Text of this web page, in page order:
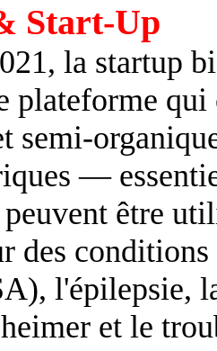
Start-Up
la startup
plateforme qui
semi-
—
être
des
l'épilepsie,
et le